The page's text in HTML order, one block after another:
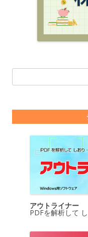
アウトライナー
PDFを解析して